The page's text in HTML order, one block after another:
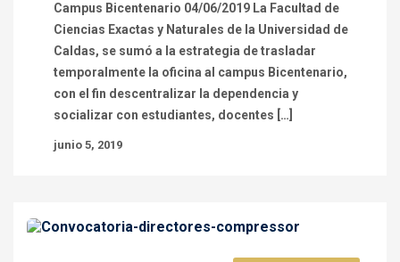
Campus Bicentenario 04/06/2019 La Facultad de
Ciencias Exactas y Naturales de la Universidad de
Caldas, se sumó a la estrategia de trasladar
temporalmente la oficina al campus Bicentenario,
con el fin descentralizar la dependencia y
socializar con estudiantes, docentes […]
junio 5, 2019